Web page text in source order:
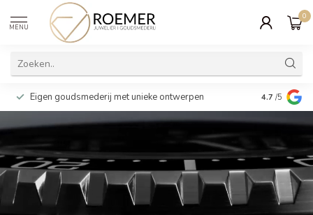
MENU
0
Eigen goudsmederij met unieke ontwerpen Wij
cadeau
4.7 /5